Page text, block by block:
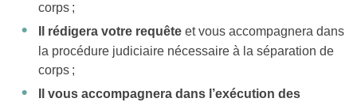
corps ;
Il rédigera votre requête et vous accompagnera dans
la procédure judiciaire nécessaire à la séparation de
corps ;
Il vous accompagnera dans l’exécution des